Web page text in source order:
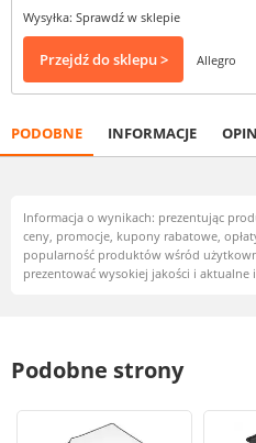
Wysyłka: Sprawdź w sklepie
Przejdź do sklepu > Allegro
PODOBNE INFORMACJE
Informacja o wynikach: prezentując
ceny, promocje, kupony rabatowe,
popularność produktów wśród
prezentować wysokiej jakości i aktualne
Podobne strony